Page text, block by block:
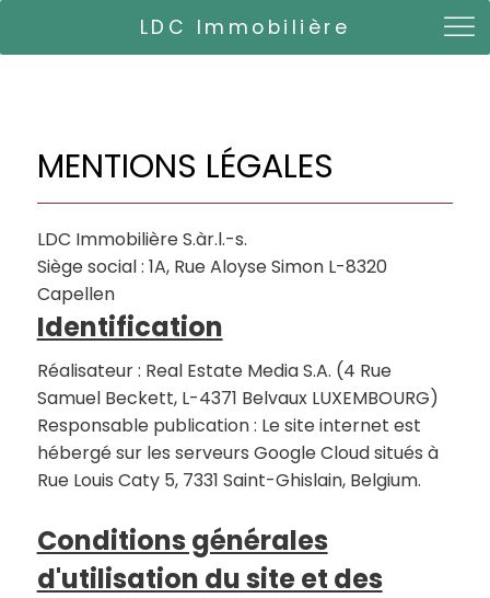
LDC Immobilière
MENTIONS LÉGALES
LDC Immobilière S.àr.l.-s.
Siège social : 1A, Rue Aloyse Simon L-8320
Capellen
Identification
Réalisateur : Real Estate Media S.A. (4 Rue
Samuel Beckett, L-4371 Belvaux LUXEMBOURG)
Responsable publication : Le site internet est
hébergé sur les serveurs Google Cloud situés à
Rue Louis Caty 5, 7331 Saint-Ghislain, Belgium.
Conditions générales
d'utilisation du site et des